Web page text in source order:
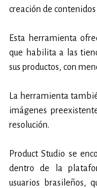
creación de
Esta herramienta
que habilita a las
sus productos, con
La herramienta
imágenes
resolución.
Product Studio se
dentro de la
usuarios brasileños,